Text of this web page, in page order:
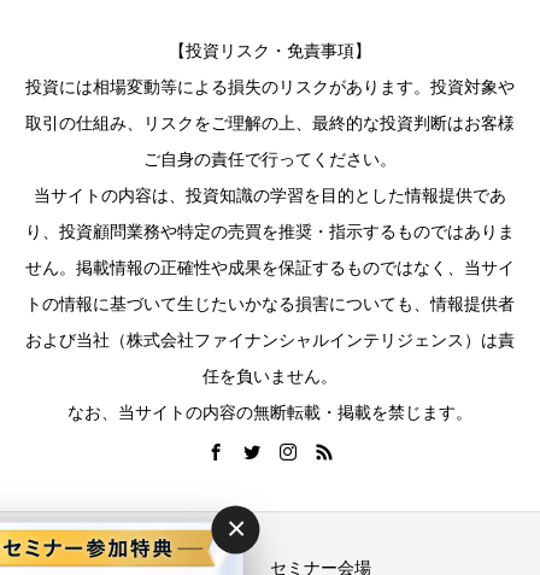
【投資リスク・免責事項】
投資には相場変動等による損失のリスクがあります。投資対象や
取引の仕組み、リスクをご理解の上、最終的な投資判断はお客様
ご自身の責任で行ってください。
当サイトの内容は、投資知識の学習を目的とした情報提供であ
り、投資顧問業務や特定の売買を推奨・指示するものではありま
せん。掲載情報の正確性や成果を保証するものではなく、当サイ
トの情報に基づいて生じたいかなる損害についても、情報提供者
および当社（株式会社ファイナンシャルインテリジェンス）は責
任を負いません。
なお、当サイトの内容の無断転載・掲載を禁じます。
運営会社 セミナー会場
×